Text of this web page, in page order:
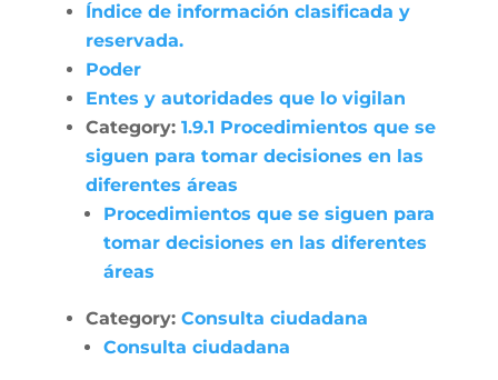
Índice de información clasificada y
reservada.
Poder
Entes y autoridades que lo vigilan
Category: 1.9.1 Procedimientos que se
siguen para tomar decisiones en las
diferentes áreas
Procedimientos que se siguen para
tomar decisiones en las diferentes
áreas
Category: Consulta ciudadana
Consulta ciudadana